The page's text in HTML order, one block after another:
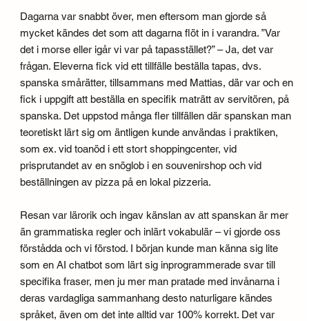
Dagarna var snabbt över, men eftersom man gjorde så
mycket kändes det som att dagarna flöt in i varandra. ”Var
det i morse eller igår vi var på tapasstället?” – Ja, det var
frågan. Eleverna fick vid ett tillfälle beställa tapas, dvs.
spanska smårätter, tillsammans med Mattias, där var och en
fick i uppgift att beställa en specifik maträtt av servitören, på
spanska. Det uppstod många fler tillfällen där spanskan man
teoretiskt lärt sig om äntligen kunde användas i praktiken,
som ex. vid toanöd i ett stort shoppingcenter, vid
prisprutandet av en snöglob i en souvenirshop och vid
beställningen av pizza på en lokal pizzeria.
Resan var lärorik och ingav känslan av att spanskan är mer
än grammatiska regler och inlärt vokabulär – vi gjorde oss
förstådda och vi förstod. I början kunde man känna sig lite
som en AI chatbot som lärt sig inprogrammerade svar till
specifika fraser, men ju mer man pratade med invånarna i
deras vardagliga sammanhang desto naturligare kändes
språket, även om det inte alltid var 100% korrekt. Det var